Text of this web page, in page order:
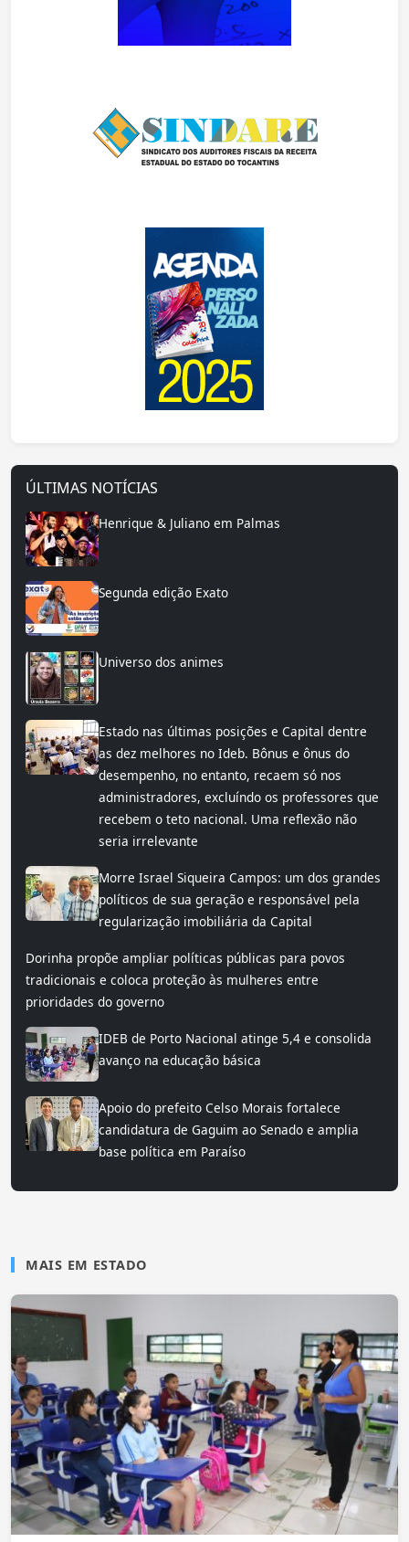
ÚLTIMAS NOTÍCIAS
Henrique & Juliano em Palmas
Segunda edição Exato
Universo dos animes
Estado nas últimas posições e Capital dentre
as dez melhores no Ideb. Bônus e ônus do
desempenho, no entanto, recaem só nos
administradores, excluíndo os professores que
recebem o teto nacional. Uma reflexão não
seria irrelevante
Morre Israel Siqueira Campos: um dos grandes
políticos de sua geração e responsável pela
regularização imobiliária da Capital
Dorinha propõe ampliar políticas públicas para povos
tradicionais e coloca proteção às mulheres entre
prioridades do governo
IDEB de Porto Nacional atinge 5,4 e consolida
avanço na educação básica
Apoio do prefeito Celso Morais fortalece
candidatura de Gaguim ao Senado e amplia
base política em Paraíso
MAIS EM ESTADO